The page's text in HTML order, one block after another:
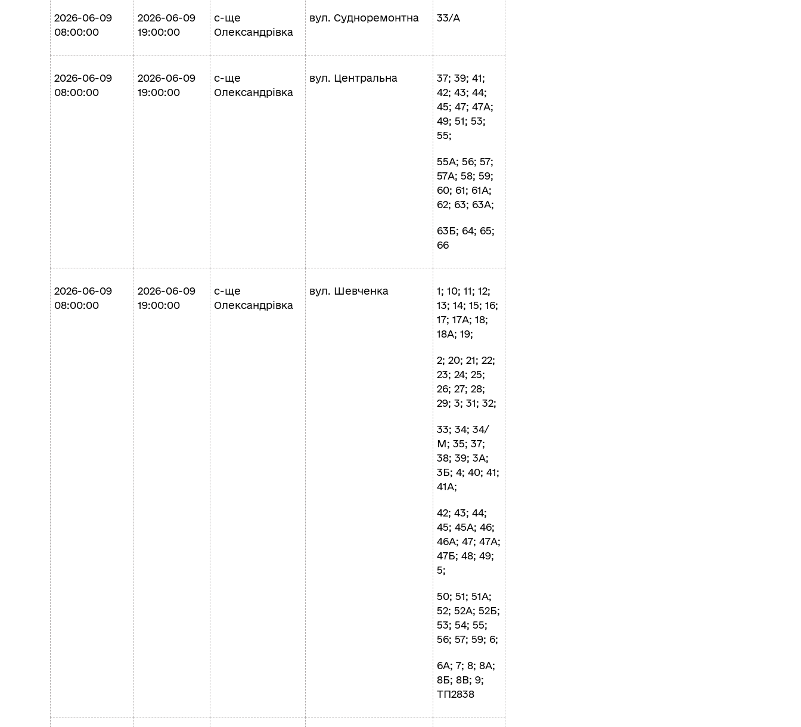
2026-06-09
08:00:00
2026-06-09
19:00:00
с-ще
Олександрівка
вул. Судноремонтна 33/А
2026-06-09
08:00:00
2026-06-09
19:00:00
с-ще
Олександрівка
вул. Центральна
37; 39; 41;
42; 43; 44;
45; 47; 47А;
49; 51; 53;
55;
55А; 56; 57;
57А; 58; 59;
60; 61; 61А;
62; 63; 63А;
63Б; 64; 65;
66
2026-06-09
08:00:00
2026-06-09
19:00:00
с-ще
Олександрівка
вул. Шевченка
1; 10; 11; 12;
13; 14; 15; 16;
17; 17А; 18;
18А; 19;
2; 20; 21; 22;
23; 24; 25;
26; 27; 28;
29; 3; 31; 32;
33; 34; 34/
М; 35; 37;
38; 39; 3А;
3Б; 4; 40; 41;
41А;
42; 43; 44;
45; 45А; 46;
46А; 47; 47А;
47Б; 48; 49;
5;
50; 51; 51А;
52; 52А; 52Б;
53; 54; 55;
56; 57; 59; 6;
6А; 7; 8; 8А;
8Б; 8В; 9;
ТП2838